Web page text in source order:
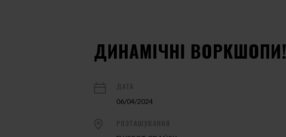
ДИНАМІЧНІ ВОРКШОПИ!
06/04/2024